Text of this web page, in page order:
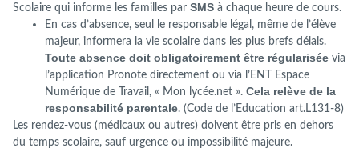
Scolaire qui informe les familles par SMS à chaque heure de cours.
En cas d’absence, seul le responsable légal, même de l’élève
majeur, informera la vie scolaire dans les plus brefs délais.
Toute absence doit obligatoirement être régularisée via
l’application Pronote directement ou via l’ENT Espace
Numérique de Travail, « Mon lycée.net ». Cela relève de la
responsabilité parentale. (Code de l’Education art.L131-8)
Les rendez-vous (médicaux ou autres) doivent être pris en dehors
du temps scolaire, sauf urgence ou impossibilité majeure.